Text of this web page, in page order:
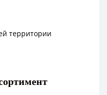
территории